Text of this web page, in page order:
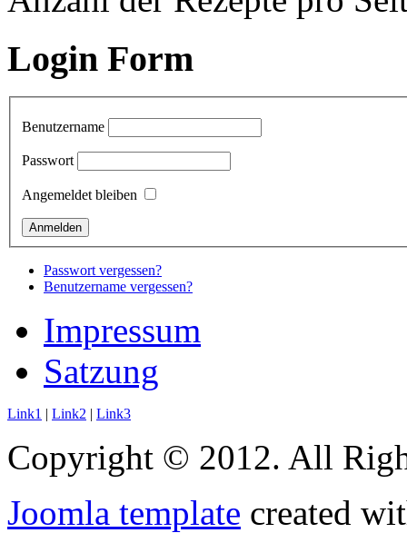
Login Form
Benutzername
Passwort
Angemeldet bleiben
Passwort vergessen?
Benutzername vergessen?
Impressum
Satzung
Link1 | Link2 | Link3
Copyright © 2012. All
Joomla template created